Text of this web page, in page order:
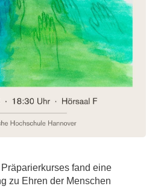
fand eine
zu Ehren der Menschen